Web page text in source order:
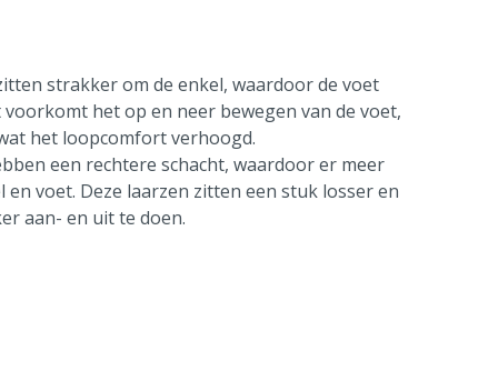
strakker om de enkel, waardoor de voet
het op en neer bewegen van de voet,
het loopcomfort verhoogd.
een rechtere schacht, waardoor er meer
voet. Deze laarzen zitten een stuk losser en
aan- en uit te doen.